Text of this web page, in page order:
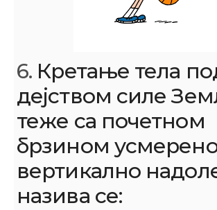
6. Кретање тела
дејством силе
теже са почетном
брзином
вертикално
назива се: